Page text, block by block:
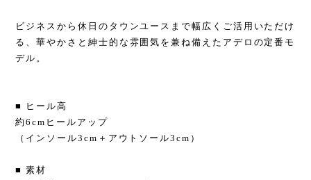
ビジネスから休日のタウンユースまで幅広くご活用いただけ
る、華やかさと紳士的な雰囲気を兼ね備えたアデロの定番モ
デル。
■ ヒール高
約6cmヒールアップ
（インソール3cm＋アウトソール3cm）
■ 素材